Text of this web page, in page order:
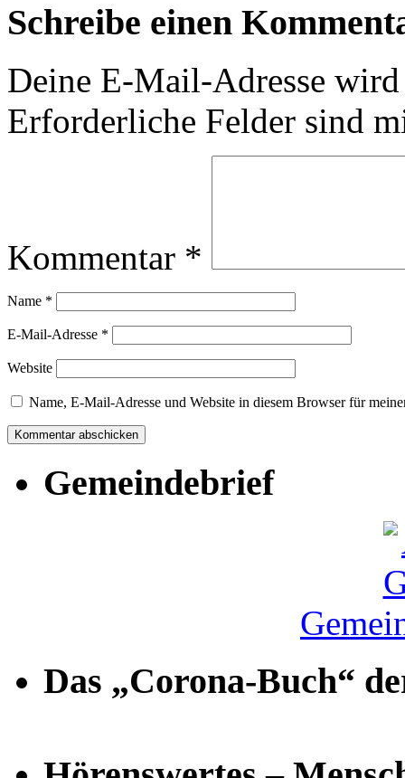
Schreibe einen
Deine E-Mail-Adresse
Erforderliche Felder sind
Kommentar *
Name *
E-Mail-Adresse *
Website
Name, E-Mail-Adresse und Website in diesem Browser für
Gemeindebrief
Das „Corona-Buch“